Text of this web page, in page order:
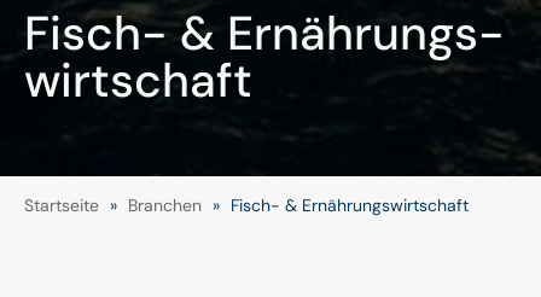
Fisch- & Ernährungs-
wirtschaft
Startseite » Branchen » Fisch- & Ernährungswirtschaft